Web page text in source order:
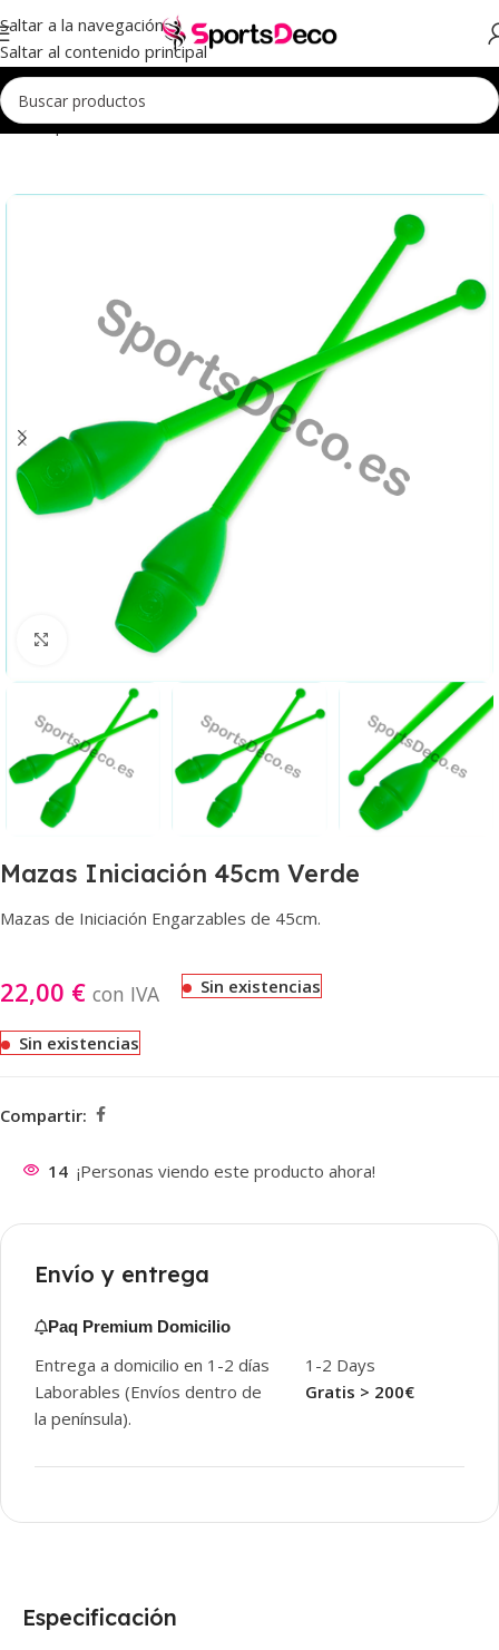
Saltar a la navegación
Saltar al contenido principal
Inicio Aparatos Mazas Mazas Iniciación Mazas Iniciación 45cm
Haga clic para ampliar
Mazas Iniciación 45cm Verde
Mazas de Iniciación Engarzables de 45cm.
22,00 € con IVA Sin existencias
Sin existencias
Compartir:
14 ¡Personas viendo este producto ahora!
Envío y entrega
Paq Premium Domicilio
Entrega a domicilio en 1-2 días
Laborables (Envíos dentro de
la península).
1-2 Days
Gratis > 200€
Especificación